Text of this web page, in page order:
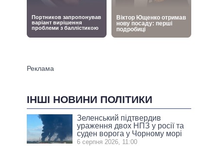
ІНШІ НОВИНИ ПОЛІТИКИ
Зеленський підтвердив
ураження двох НПЗ у росії та
суден ворога у Чорному морі
6 серпня 2026, 11:00